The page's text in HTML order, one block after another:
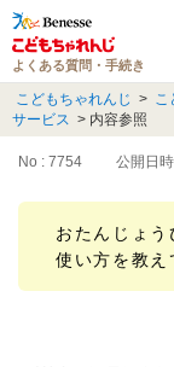
よくある質問・手続き
登録情報の変更
会員ページ
お客様サポー
よくある質問・
こどもちゃれんじ > こ
サービス > 内容参照
No : 7754 公開日
おたんじょ
使い方を教え